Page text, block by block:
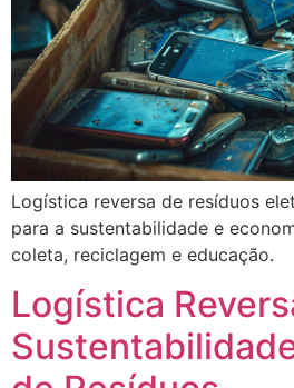
Logística reversa de resíduos
para a sustentabilidade e
coleta, reciclagem e educação.
Logística